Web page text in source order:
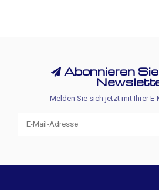
Abonnieren
Melden Sie sich jetzt mit Ihrer E-